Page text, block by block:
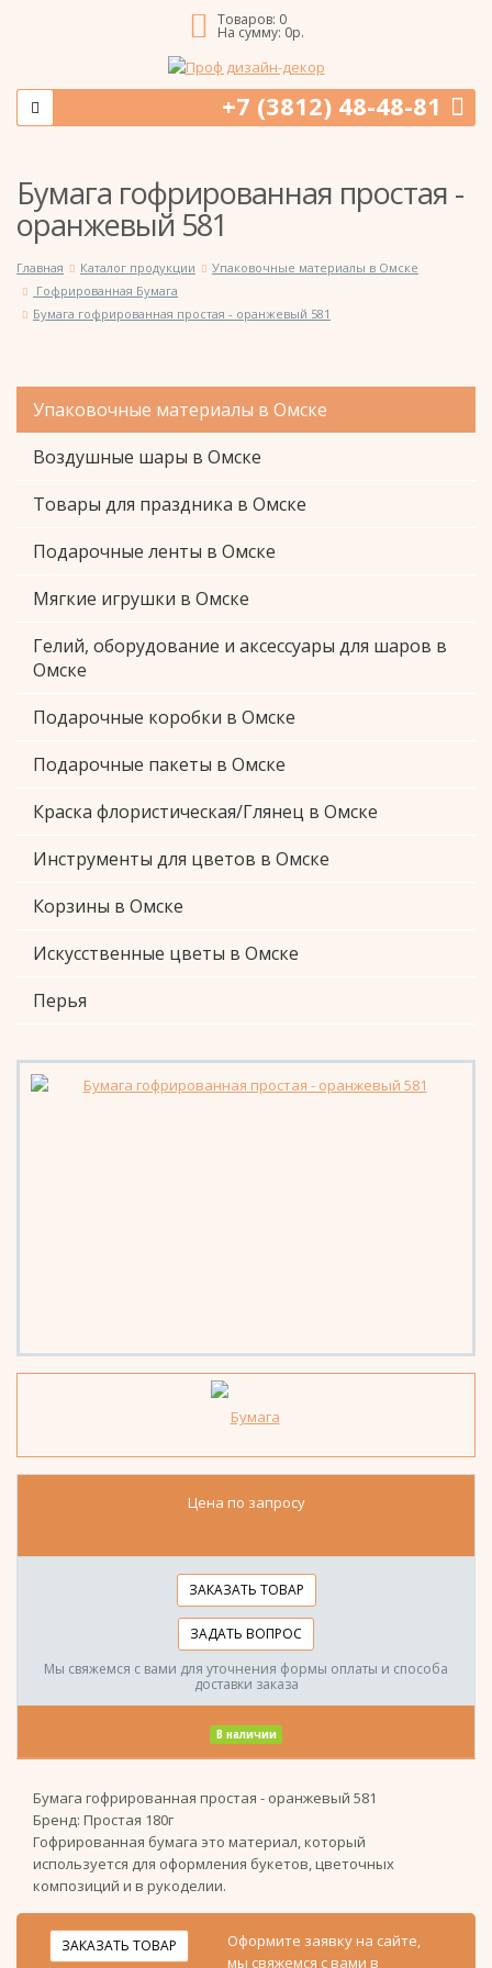
Товаров: 0
На сумму: 0р.
+7 (3812) 48-48-81
Бумага гофрированная простая -
оранжевый 581
Главная Каталог продукции
Упаковочные материалы в Омске
Гофрированная Бумага
Бумага гофрированная простая - оранжевый 581
Упаковочные материалы в Омске
Воздушные шары в Омске
Товары для праздника в Омске
Подарочные ленты в Омске
Мягкие игрушки в Омске
Гелий, оборудование и аксессуары для шаров в
Омске
Подарочные коробки в Омске
Подарочные пакеты в Омске
Краска флористическая/Глянец в Омске
Инструменты для цветов в Омске
Корзины в Омске
Искусственные цветы в Омске
Перья
Цена по запросу
ЗАКАЗАТЬ ТОВАР
ЗАДАТЬ ВОПРОС
Мы свяжемся с вами для уточнения формы оплаты и способа
доставки заказа
В наличии
Бумага гофрированная простая - оранжевый 581
Бренд: Простая 180г
Гофрированная бумага это материал, который
используется для оформления букетов, цветочных
композиций и в рукоделии.
ЗАКАЗАТЬ ТОВАР
Оформите заявку на сайте,
мы свяжемся с вами в